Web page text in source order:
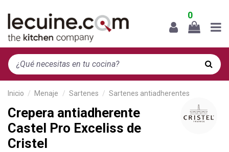
0
Inicio Menaje Sartenes Sartenes antiadherentes
Crepera antiadherente
Castel Pro Exceliss de
Cristel